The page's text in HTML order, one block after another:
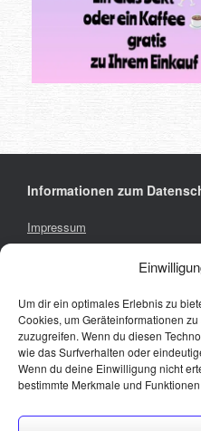
Um dir ein optimales Erlebnis zu
Cookies, um Geräteinformationen
zuzugreifen. Wenn du diesen
wie das Surfverhalten oder
Wenn du deine Einwilligung nicht
bestimmte Merkmale und
Informationen zum
Impressum
hier findet ihr uns